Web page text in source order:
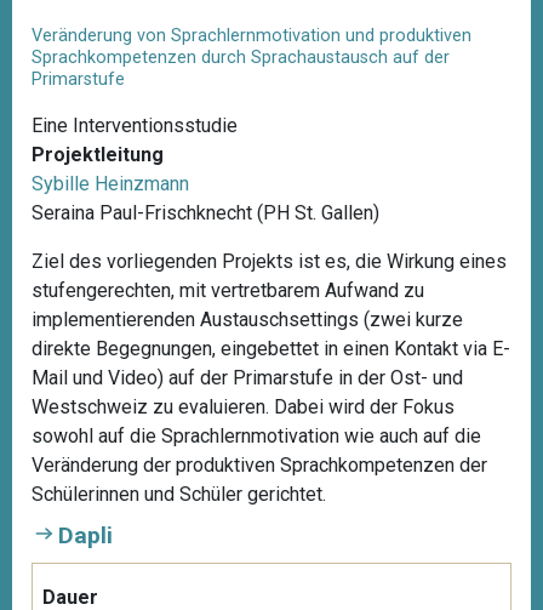
Veränderung von Sprachlernmotivation und produktiven
Sprachkompetenzen durch Sprachaustausch auf der
Primarstufe
Eine Interventionsstudie
Projektleitung
Sybille Heinzmann
Seraina Paul-Frischknecht (PH St. Gallen)
Ziel des vorliegenden Projekts ist es, die Wirkung eines
stufengerechten, mit vertretbarem Aufwand zu
implementierenden Austauschsettings (zwei kurze
direkte Begegnungen, eingebettet in einen Kontakt via E-
Mail und Video) auf der Primarstufe in der Ost- und
Westschweiz zu evaluieren. Dabei wird der Fokus
sowohl auf die Sprachlernmotivation wie auch auf die
Veränderung der produktiven Sprachkompetenzen der
Schülerinnen und Schüler gerichtet.
Dapli
Dauer